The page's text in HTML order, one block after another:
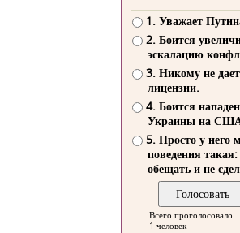
1. Уважает
2. Боится
эскалацию
3. Никому не
лицензии.
4. Боится
Украины на
5. Просто у него
поведения такая:
обещать и не
Всего проголосовало
1 человек